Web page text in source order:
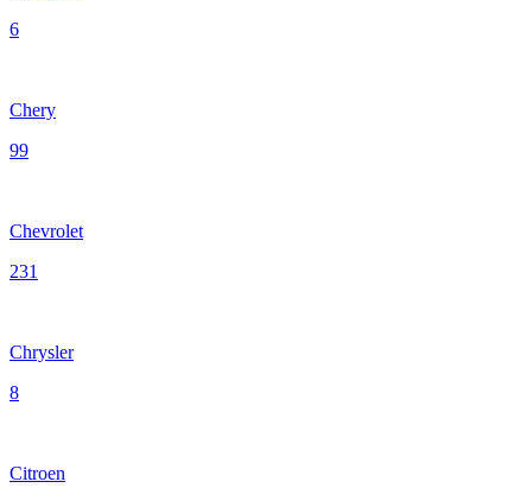
6
Chery
99
Chevrolet
231
Chrysler
8
Citroen